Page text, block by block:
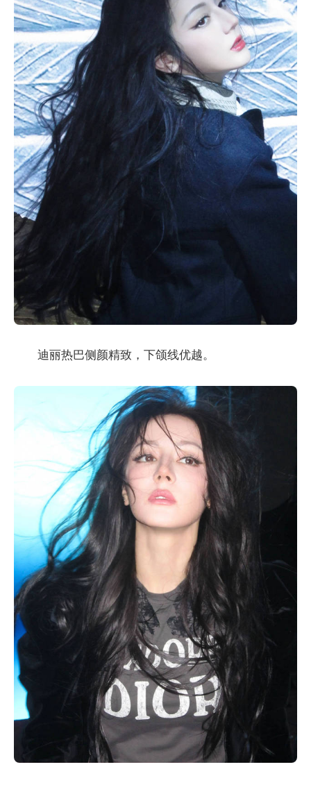
迪丽热巴侧颜精致，下颌线优越。